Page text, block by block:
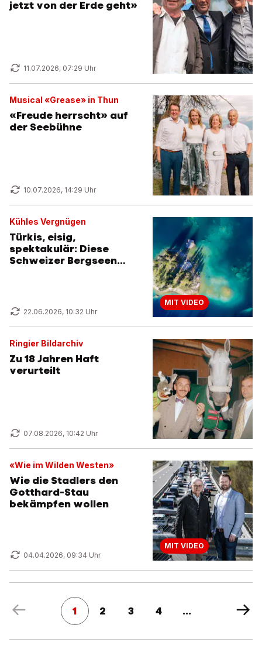
jetzt von der Erde geht»
11.07.2026, 07:29 Uhr
Musical «Grease» in Thun
«Freude herrscht» auf
der Seebühne
10.07.2026, 14:29 Uhr
Kühles Vergnügen
Türkis, eisig,
spektakulär: Diese
Schweizer Bergseen
22.06.2026, 10:32 Uhr
MIT VIDEO
Ringier Bildarchiv
Zu 18 Jahren Haft
verurteilt
07.08.2026, 10:42 Uhr
«Wie im Wilden Westen»
Wie die Stadlers den
Gotthard-Stau
bekämpfen wollen
04.04.2026, 09:34 Uhr
MIT VIDEO
1 2 3 4 ...